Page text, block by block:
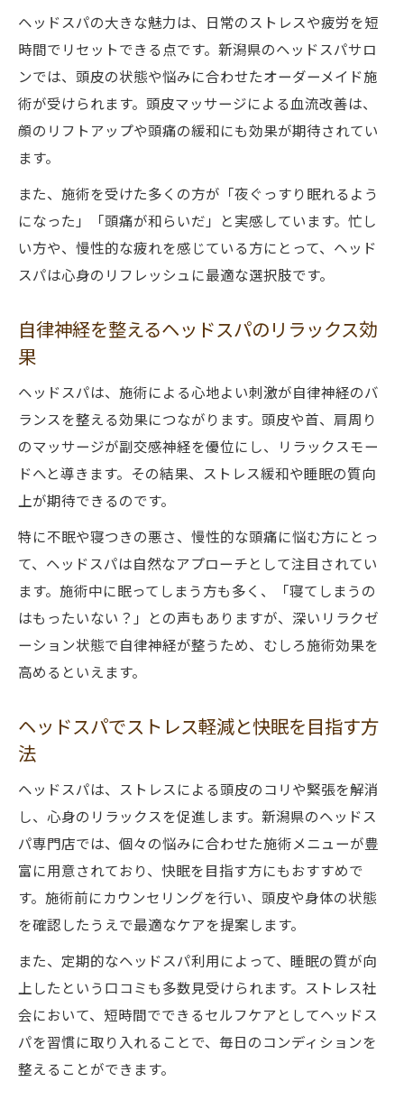
ヘッドスパの大きな魅力は、日常のストレスや疲労を短
時間でリセットできる点です。新潟県のヘッドスパサロ
ンでは、頭皮の状態や悩みに合わせたオーダーメイド施
術が受けられます。頭皮マッサージによる血流改善は、
顔のリフトアップや頭痛の緩和にも効果が期待されてい
ます。
また、施術を受けた多くの方が「夜ぐっすり眠れるよう
になった」「頭痛が和らいだ」と実感しています。忙し
い方や、慢性的な疲れを感じている方にとって、ヘッド
スパは心身のリフレッシュに最適な選択肢です。
自律神経を整えるヘッドスパのリラックス効
果
ヘッドスパは、施術による心地よい刺激が自律神経のバ
ランスを整える効果につながります。頭皮や首、肩周り
のマッサージが副交感神経を優位にし、リラックスモー
ドへと導きます。その結果、ストレス緩和や睡眠の質向
上が期待できるのです。
特に不眠や寝つきの悪さ、慢性的な頭痛に悩む方にとっ
て、ヘッドスパは自然なアプローチとして注目されてい
ます。施術中に眠ってしまう方も多く、「寝てしまうの
はもったいない？」との声もありますが、深いリラクゼ
ーション状態で自律神経が整うため、むしろ施術効果を
高めるといえます。
ヘッドスパでストレス軽減と快眠を目指す方
法
ヘッドスパは、ストレスによる頭皮のコリや緊張を解消
し、心身のリラックスを促進します。新潟県のヘッドス
パ専門店では、個々の悩みに合わせた施術メニューが豊
富に用意されており、快眠を目指す方にもおすすめで
す。施術前にカウンセリングを行い、頭皮や身体の状態
を確認したうえで最適なケアを提案します。
また、定期的なヘッドスパ利用によって、睡眠の質が向
上したという口コミも多数見受けられます。ストレス社
会において、短時間でできるセルフケアとしてヘッドス
パを習慣に取り入れることで、毎日のコンディションを
整えることができます。